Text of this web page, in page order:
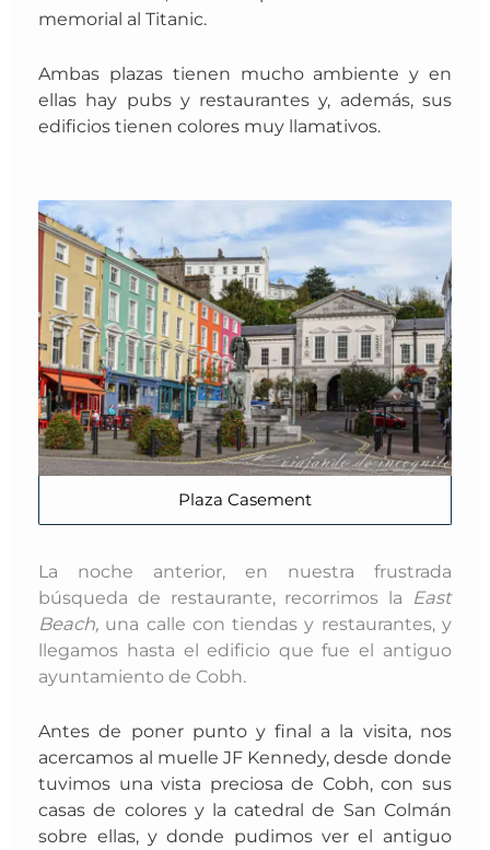
memorial al Titanic.
Ambas plazas tienen mucho ambiente y en
ellas hay pubs y restaurantes y, además, sus
edificios tienen colores muy llamativos.
Plaza Casement
La noche anterior, en nuestra frustrada
búsqueda de restaurante, recorrimos la East
Beach, una calle con tiendas y restaurantes, y
llegamos hasta el edificio que fue el antiguo
ayuntamiento de Cobh.
Antes de poner punto y final a la visita, nos
acercamos al muelle JF Kennedy, desde donde
tuvimos una vista preciosa de Cobh, con sus
casas de colores y la catedral de San Colmán
sobre ellas, y donde pudimos ver el antiguo